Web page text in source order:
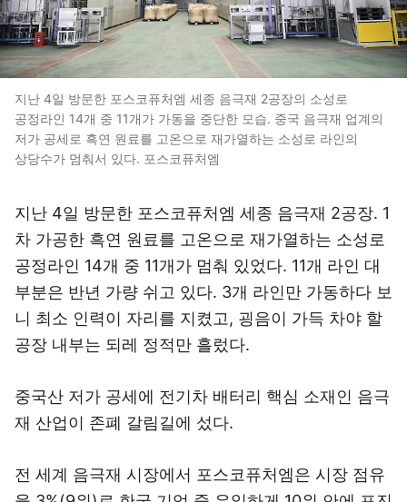
지난 4일 방문한 포스코퓨처엠 세종 음극재 2공장의 소성로
공정라인 14개 중 11개가 가동을 중단한 모습. 중국 음극재 업계의
저가 공세로 흑연 원료를 고온으로 재가열하는 소성로 라인의
상당수가 멈춰서 있다. 포스코퓨처엠
지난 4일 방문한 포스코퓨처엠 세종 음극재 2공장. 1
차 가공한 흑연 원료를 고온으로 재가열하는 소성로
공정라인 14개 중 11개가 멈춰 있었다. 11개 라인 대
부분은 반년 가량 쉬고 있다. 3개 라인만 가동하다 보
니 최소 인력이 자리를 지켰고, 굉음이 가득 차야 할
공장 내부는 되레 정적만 흘렀다.
중국산 저가 공세에 전기차 배터리 핵심 소재인 음극
재 산업이 존폐 갈림길에 섰다.
전 세계 음극재 시장에서 포스코퓨처엠은 시장 점유